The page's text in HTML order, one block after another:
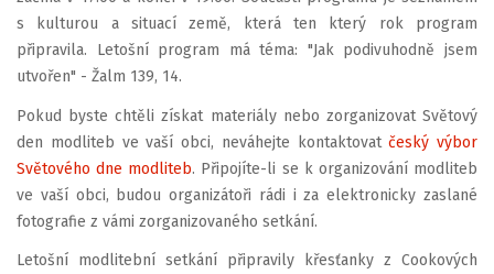
s kulturou a situací země, která ten který rok program
připravila. Letošní program má téma: "Jak podivuhodně jsem
utvořen" - Žalm 139, 14.
Pokud byste chtěli získat materiály nebo zorganizovat Světový
den modliteb ve vaší obci, neváhejte kontaktovatčeský výbor
Světového dne modliteb. Připojíte-li se k organizování modliteb
ve vaší obci, budou organizátoři rádi i za elektronicky zaslané
fotografie z vámi zorganizovaného setkání.
Letošní modlitební setkání připravily křesťanky z Cookových